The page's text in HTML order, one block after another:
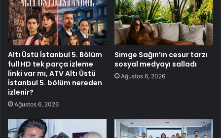
Altı Üstü İstanbul 5. Bölüm
full HD tek parça izleme
linki var mı, ATV Altı Üstü
İstanbul 5. bölüm nereden
izlenir?
Ağustos 6, 2026
Simge Sağın’ın cesur tarzı
sosyal medyayı salladı
Ağustos 6, 2026